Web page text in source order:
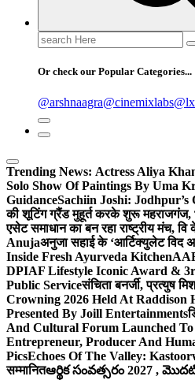
Search
for:
Or check our Popular Categories...
@arshnaagra@cinemixlabs
Trending News: Actress Aliya
Solo Show Of Paintings By Uma
GuidanceSachiin Joshi:
की शूटिंग ग्रैंड मुहूर्त करके शुरू महराजगंज,
एसेट समाधान का बन रहा राष्ट्रीय मंच,
Anujaअनुजा सहाई के ‘आर्टिक्युलेट विद
Inside Fresh Ayurveda Kitchen
DPIAF Lifestyle Iconic Award &
Public Serviceसंचिता बनर्जी, प्रत्युष
Crowning 2026 Held At Raddison
Presented By Joill Entertainments
And Cultural Forum Launched
Entrepreneur, Producer And
PicsEchoes Of The Valley:
सम्मानितఆర్థిక సంవత్సరం 2027 ,